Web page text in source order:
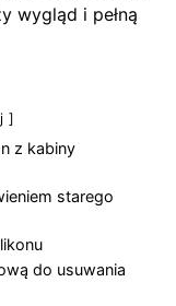
wygląd i pełną
z kabiny
starego
do usuwania